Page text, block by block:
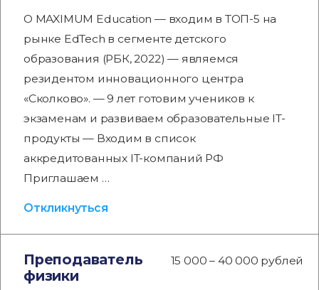
О MAXIMUM Education — входим в ТОП-5 на
рынке EdTech в сегменте детского
образования (РБК, 2022) — являемся
резидентом инновационного центра
«Сколково». — 9 лет готовим учеников к
экзаменам и развиваем образовательные IT-
продукты — Входим в список
аккредитованных IT-компаний РФ
Приглашаем …
Откликнуться
Преподаватель
физики
15 000 – 40 000 рублей